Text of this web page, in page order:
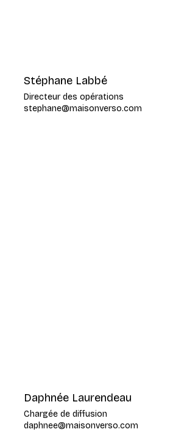
Stéphane Labbé
Directeur des opérations
stephane@maisonverso.com
Daphnée Laurendeau
Chargée de diffusion
daphnee@maisonverso.com